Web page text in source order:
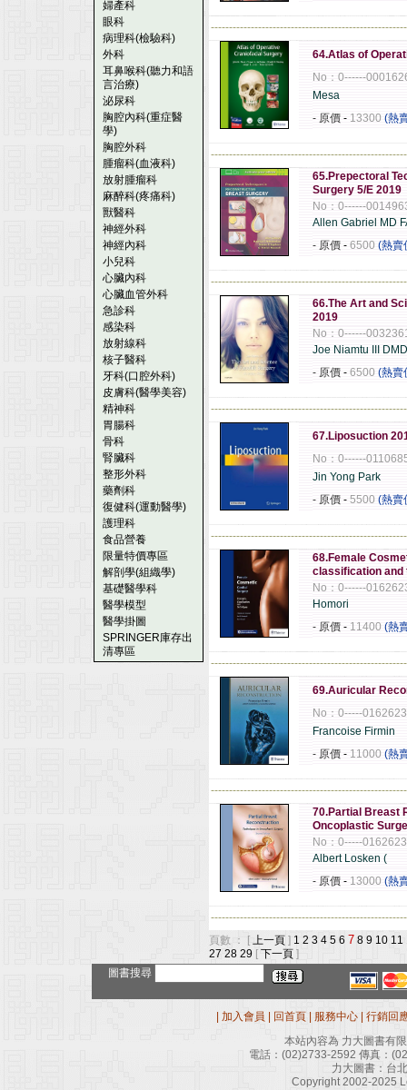
婦產科
眼科
病理科(檢驗科)
外科
耳鼻喉科(聽力和語
言治療)
泌尿科
胸腔內科(重症醫
學)
胸腔外科
腫瘤科(血液科)
放射腫瘤科
麻醉科(疼痛科)
獸醫科
神經外科
神經內科
小兒科
心臟內科
心臟血管外科
急診科
感染科
放射線科
核子醫科
牙科(口腔外科)
皮膚科(醫學美容)
精神科
胃腸科
骨科
腎臟科
整形外科
藥劑科
復健科(運動醫學)
護理科
食品營養
限量特價專區
解剖學(組織學)
基礎醫學科
醫學模型
醫學掛圖
SPRINGER庫存出
清專區
64.Atlas of
No：0------
Mesa
- 原價 - 13300 (熱
65.Prepectoral
Surgery 5/E 2019
No：0------
Allen Gabriel MD
- 原價 - 6500 (熱賣
66.The Art and
2019
No：0------
Joe Niamtu III
- 原價 - 6500 (熱賣
67.Liposuction
No：0------
Jin Yong Park
- 原價 - 5500 (熱賣
68.Female
classification and
No：0------
Homori
- 原價 - 11400 (熱
69.Auricular
No：0-----
Francoise Firmin
- 原價 - 11000 (熱
70.Partial Breast
Oncoplastic
No：0-----
Albert Losken (
- 原價 - 13000 (熱
頁數 ： [ 上一頁 ] 1 2 3 4 5 6 7 8 9 10 11
27 28 29 [ 下一頁 ]
圖書搜尋
加入會員 回首頁 服務中心
行銷回
本站內容為 力大圖書有
電話： (02)2733-2592 傳真：
力大圖書：台
Copyright 2002-2025